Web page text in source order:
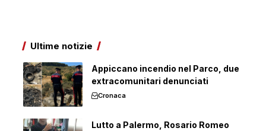
Ultime notizie
Appiccano incendio nel Parco, due
extracomunitari denunciati
Cronaca
Lutto a Palermo, Rosario Romeo